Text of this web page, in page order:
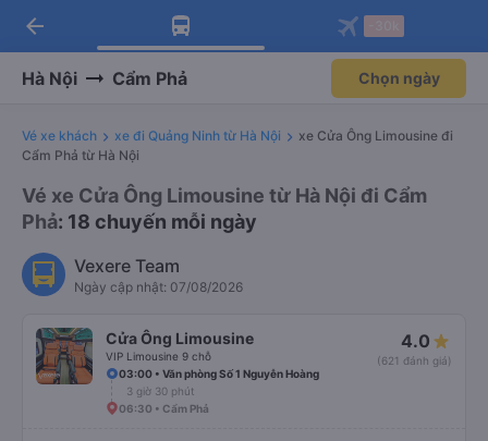
Tải app Vexere ngay!
Nhận ưu đãi thành viên độc
Mở app
Tải app Vexere
-30k/ghế khi đặt vé máy bay qua
Mở app
arrow_back
Hà Nội Cẩm Phả Chọn ngày
Vé xe khách xe đi Quảng Ninh từ Hà Nội
xe Cửa Ông Limousine đi
Cẩm Phả từ Hà Nội
Vé xe Cửa Ông Limousine từ Hà Nội đi Cẩm
Phả: 18 chuyến mỗi ngày
Vexere Team
Ngày cập nhật: 07/08/2026
Cửa Ông Limousine
VIP Limousine 9 chỗ
4.0
(621 đánh giá)
03:00 • Văn phòng Số 1 Nguyễn Hoàng
3 giờ 30 phút
06:30 • Cẩm Phả